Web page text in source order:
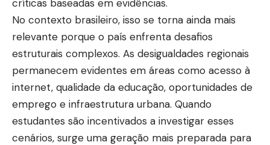
críticas baseadas em evidências.
No contexto brasileiro, isso se torna ainda mais
relevante porque o país enfrenta desafios
estruturais complexos. As desigualdades regionais
permanecem evidentes em áreas como acesso à
internet, qualidade da educação, oportunidades de
emprego e infraestrutura urbana. Quando
estudantes são incentivados a investigar esses
cenários, surge uma geração mais preparada para